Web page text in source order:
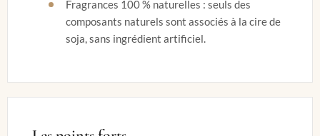
Fragrances 100 % naturelles : seuls des
composants naturels sont associés à la cire de
soja, sans ingrédient artificiel.